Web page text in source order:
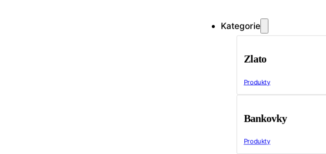
Kategorie
Zlato
Produkty
Bankovky
Produkty